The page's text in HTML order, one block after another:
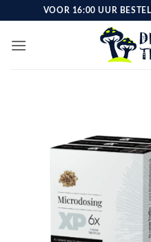
inhoud
VOOR 16:00 UUR